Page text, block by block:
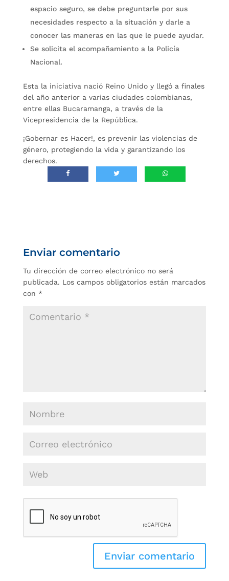
espacio seguro, se debe preguntarle por sus
necesidades respecto a la situación y darle a
conocer las maneras en las que le puede ayudar.
Se solicita el acompañamiento a la Policía
Nacional.
Esta la iniciativa nació Reino Unido y llegó a finales
del año anterior a varias ciudades colombianas,
entre ellas Bucaramanga, a través de la
Vicepresidencia de la República.
¡Gobernar es Hacer!, es prevenir las violencias de
género, protegiendo la vida y garantizando los
derechos.
Enviar comentario
Tu dirección de correo electrónico no será
publicada. Los campos obligatorios están marcados
con *